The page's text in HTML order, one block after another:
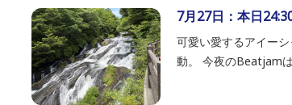
7月27日：本日
可愛い愛するアイー
動。 今夜のBeatjam